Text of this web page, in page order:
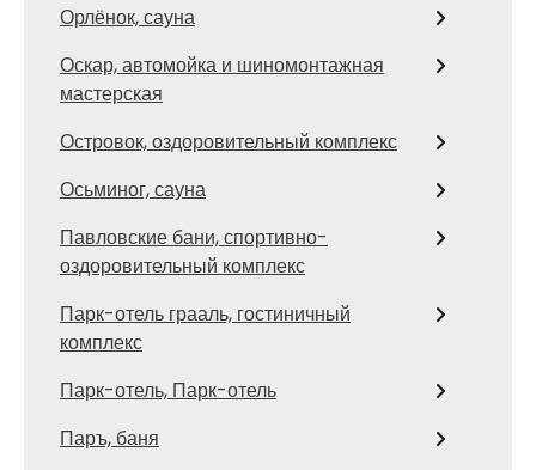
Орлёнок, сауна
Оскар, автомойка и шиномонтажная
мастерская
Островок, оздоровительный комплекс
Осьминог, сауна
Павловские бани, спортивно-
оздоровительный комплекс
Парк-отель грааль, гостиничный
комплекс
Парк-отель, Парк-отель
Паръ, баня